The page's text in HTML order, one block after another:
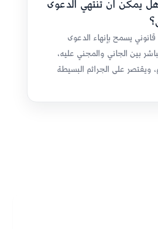
يمكن أن تنتهي الدعوى
يسمح بإنهاء الدعوى
بين الجاني والمجني عليه،
ويقتصر على الجرائم البسيطة